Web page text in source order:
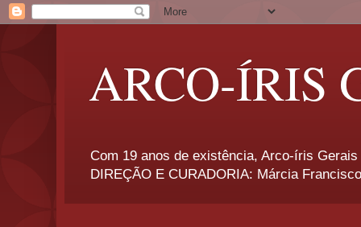
ARCO-ÍRIS
Com 19 anos de existência, Arco-íris
DIREÇÃO E CURADORIA: Márcia